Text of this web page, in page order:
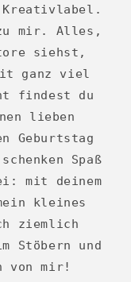
Kreativlabel.
zu mir. Alles,
siehst,
ganz viel
findest du
lieben
Geburtstag
Spaß
mit deinem
kleines
ziemlich
Stöbern und
von mir!